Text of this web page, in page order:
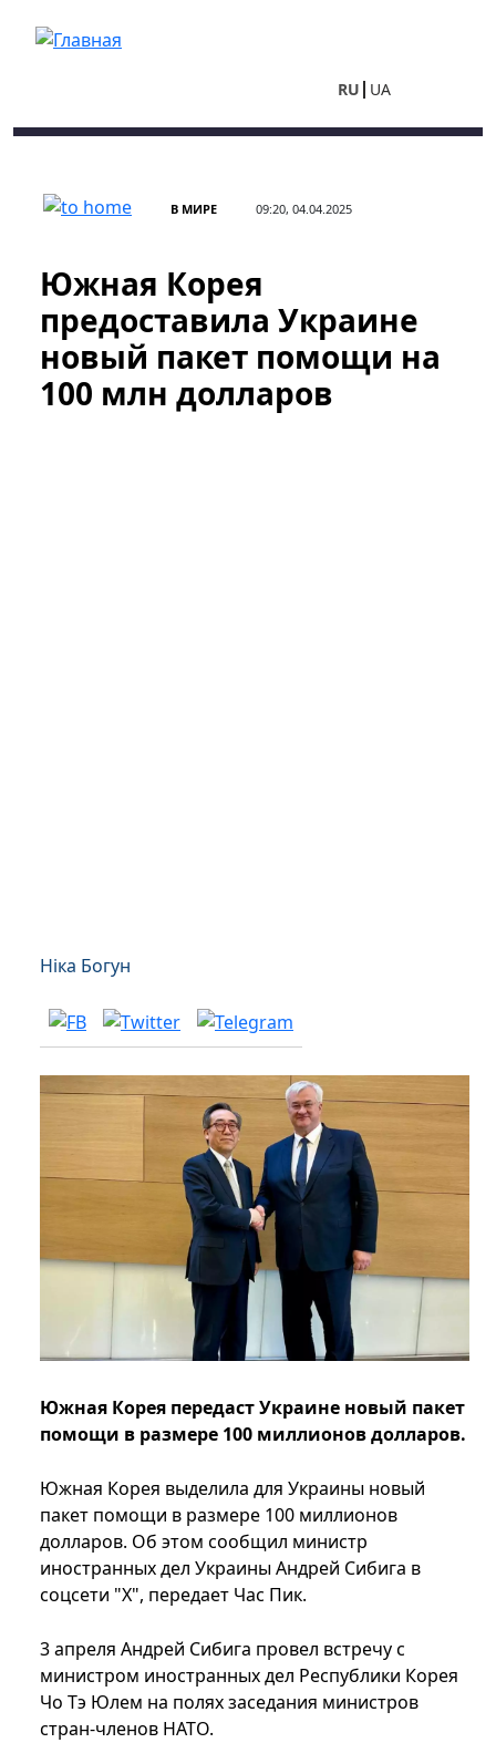
RU UA
В МИРЕ 09:20, 04.04.2025
Южная Корея
предоставила Украине
новый пакет помощи на
100 млн долларов
Ніка Богун
Южная Корея передаст Украине новый пакет
помощи в размере 100 миллионов долларов.
Южная Корея выделила для Украины новый
пакет помощи в размере 100 миллионов
долларов. Об этом сообщил министр
иностранных дел Украины Андрей Сибига в
соцсети "Х", передает Час Пик.
3 апреля Андрей Сибига провел встречу с
министром иностранных дел Республики Корея
Чо Тэ Юлем на полях заседания министров
стран-членов НАТО.